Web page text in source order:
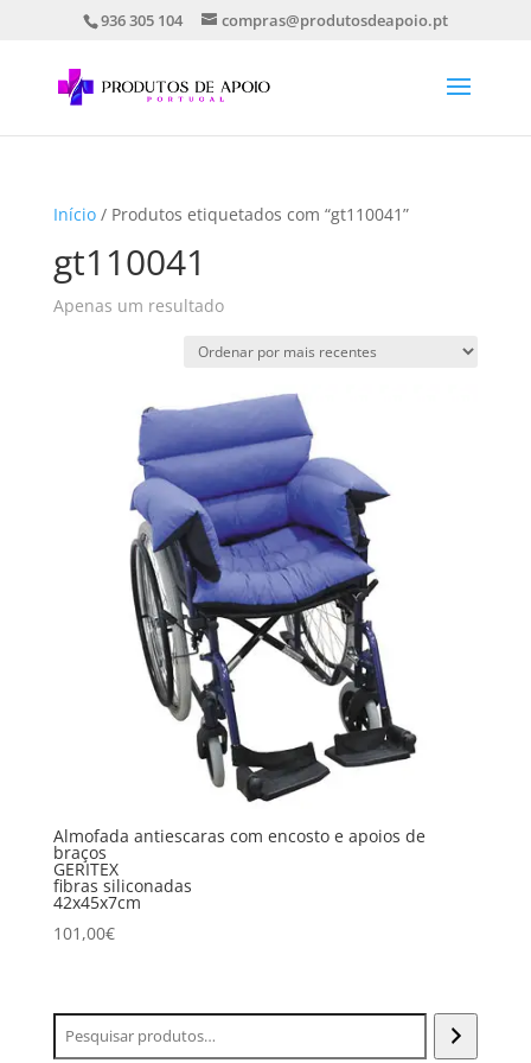
936 305 104 compras@produtosdeapoio.pt
Início/ Produtos etiquetados com “gt110041”
gt110041
Apenas um resultado
Almofada antiescaras com encosto e apoios de
braços
GERITEX
fibras siliconadas
42x45x7cm
101,00€